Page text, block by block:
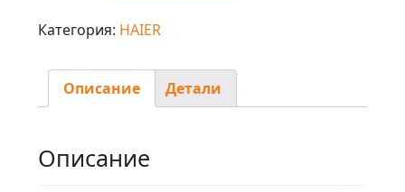
Категория: HAIER
Описание Детали
Описание